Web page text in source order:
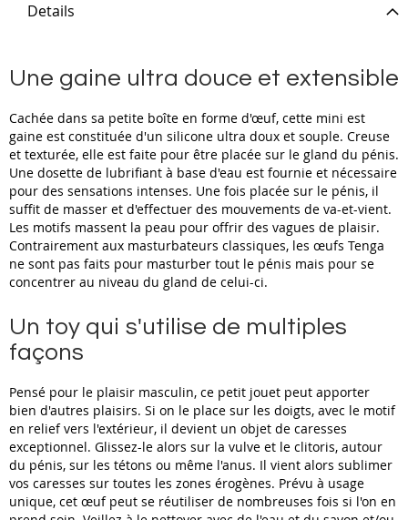
Details
Une gaine ultra douce et extensible
Cachée dans sa petite boîte en forme d'œuf, cette mini est
gaine est constituée d'un silicone ultra doux et souple. Creuse
et texturée, elle est faite pour être placée sur le gland du pénis.
Une dosette de lubrifiant à base d'eau est fournie et nécessaire
pour des sensations intenses. Une fois placée sur le pénis, il
suffit de masser et d'effectuer des mouvements de va-et-vient.
Les motifs massent la peau pour offrir des vagues de plaisir.
Contrairement aux masturbateurs classiques, les œufs Tenga
ne sont pas faits pour masturber tout le pénis mais pour se
concentrer au niveau du gland de celui-ci.
Un toy qui s'utilise de multiples
façons
Pensé pour le plaisir masculin, ce petit jouet peut apporter
bien d'autres plaisirs. Si on le place sur les doigts, avec le motif
en relief vers l'extérieur, il devient un objet de caresses
exceptionnel. Glissez-le alors sur la vulve et le clitoris, autour
du pénis, sur les tétons ou même l'anus. Il vient alors sublimer
vos caresses sur toutes les zones érogènes. Prévu à usage
unique, cet œuf peut se réutiliser de nombreuses fois si l'on en